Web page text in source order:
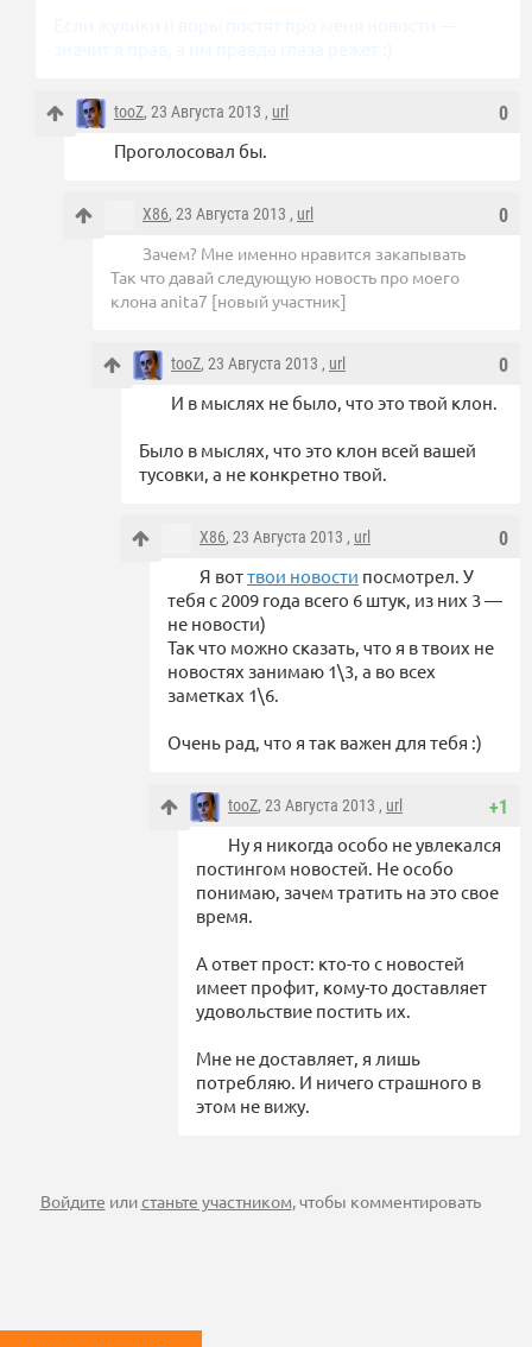
0
tooZ, 23 Августа 2013 , url
Проголосовал бы.
0
X86, 23 Августа 2013 , url
Зачем? Мне именно нравится закапывать
Так что давай следующую новость про моего
клона anita7 [новый участник]
0
tooZ, 23 Августа 2013 , url
И в мыслях не было, что это твой клон.
Было в мыслях, что это клон всей вашей
тусовки, а не конкретно твой.
0
X86, 23 Августа 2013 , url
Я воттвои новости посмотрел. У
тебя с 2009 года всего 6 штук, из них 3 —
не новости)
Так что можно сказать, что я в твоих не
новостях занимаю 1\3, а во всех
заметках 1\6.
Очень рад, что я так важен для тебя :)
+1
tooZ, 23 Августа 2013 , url
Ну я никогда особо не увлекался
постингом новостей. Не особо
понимаю, зачем тратить на это свое
время.
А ответ прост: кто-то с новостей
имеет профит, кому-то доставляет
удовольствие постить их.
Мне не доставляет, я лишь
потребляю. И ничего страшного в
этом не вижу.
Войдите илистаньте участником, чтобы комментировать